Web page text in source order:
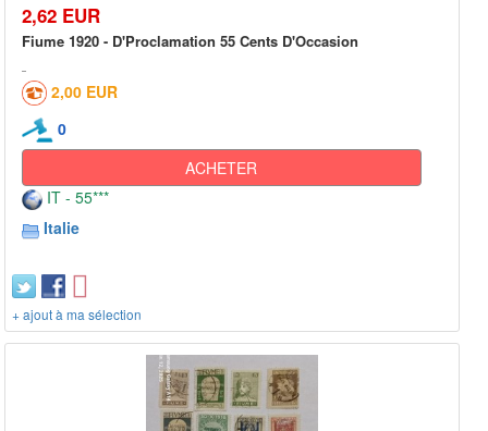
2,62 EUR
Fiume 1920 - D'Proclamation 55 Cents D'Occasion
2,00 EUR
0
ACHETER
IT - 55***
Italie
+ ajout à ma sélection